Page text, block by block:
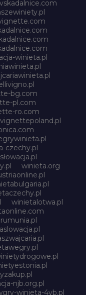
winieta.pl
bg.com
pl.com
ro.com
vignettepoland.pl
czechy.pl
winieta.org
winietalotwa.pl
njb.org.pl
winieta-4vb.pl